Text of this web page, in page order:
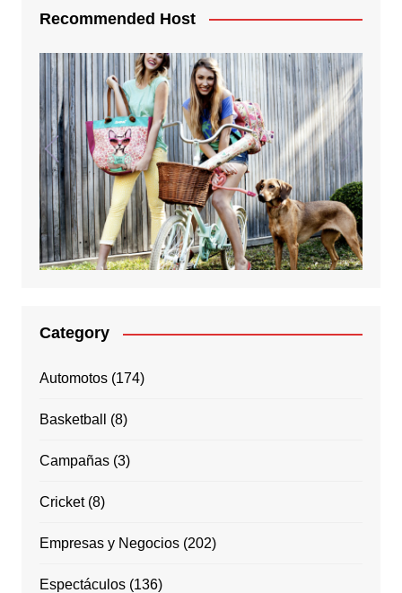
Recommended Host
Category
Automotos(174)
Basketball (8)
Campañas(3)
Cricket(8)
Empresas y Negocios(202)
Espectáculos(136)